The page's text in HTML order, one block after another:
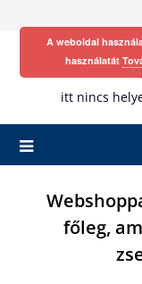
itt nincs
főleg,
A weboldal
használatát